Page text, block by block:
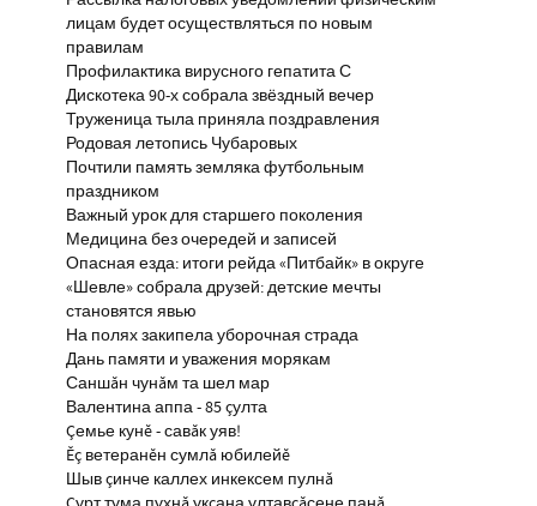
лицам будет осуществляться по новым
правилам
Профилактика вирусного гепатита С
Дискотека 90-х собрала звёздный вечер
Труженица тыла приняла поздравления
Родовая летопись Чубаровых
Почтили память земляка футбольным
праздником
Важный урок для старшего поколения
Медицина без очередей и записей
Опасная езда: итоги рейда «Питбайк» в округе
«Шевле» собрала друзей: детские мечты
становятся явью
На полях закипела уборочная страда
Дань памяти и уважения морякам
Саншăн чунăм та шел мар
Валентина аппа - 85 çулта
Çемье кунĕ - савăк уяв!
Ĕç ветеранĕн сумлă юбилейĕ
Шыв çинче каллех инкексем пулнă